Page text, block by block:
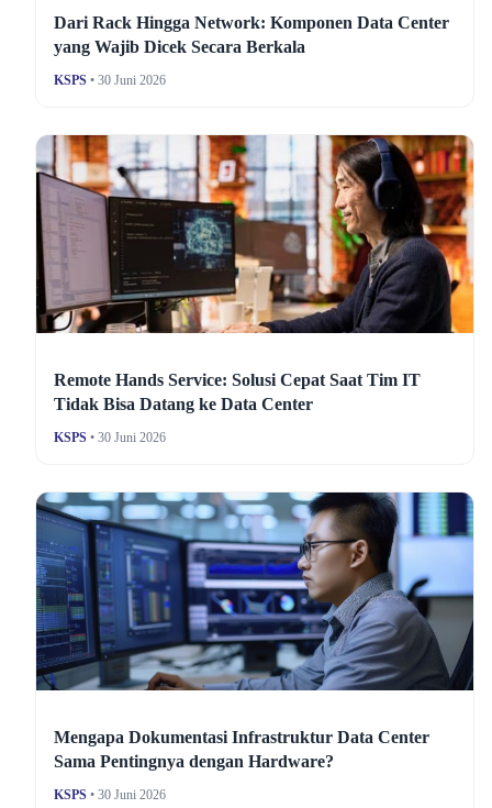
Dari Rack Hingga Network: Komponen Data Center
yang Wajib Dicek Secara Berkala
KSPS • 30 Juni 2026
Remote Hands Service: Solusi Cepat Saat Tim IT
Tidak Bisa Datang ke Data Center
KSPS • 30 Juni 2026
Mengapa Dokumentasi Infrastruktur Data Center
Sama Pentingnya dengan Hardware?
KSPS • 30 Juni 2026